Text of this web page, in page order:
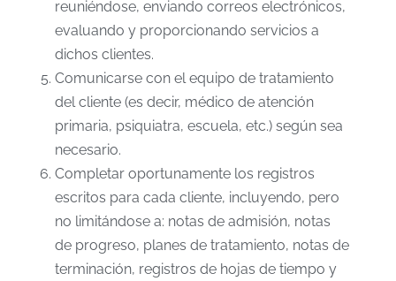
reuniéndose, enviando correos electrónicos,
evaluando y proporcionando servicios a
dichos clientes.
Comunicarse con el equipo de tratamiento
del cliente (es decir, médico de atención
primaria, psiquiatra, escuela, etc.) según sea
necesario.
Completar oportunamente los registros
escritos para cada cliente, incluyendo, pero
no limitándose a: notas de admisión, notas
de progreso, planes de tratamiento, notas de
terminación, registros de hojas de tiempo y